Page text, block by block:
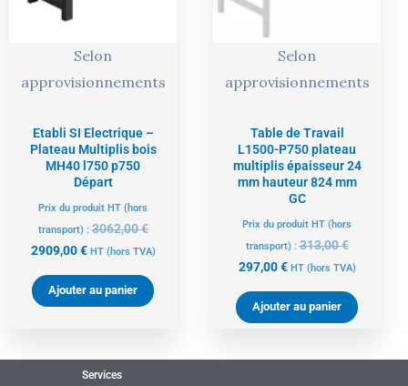
Selon
approvisionnements
Etabli SI Electrique –
Plateau Multiplis bois
MH40 l750 p750
Départ
Prix du produit HT (hors
transport) :3062,00€
2909,00€ HT (hors TVA)
Ajouter au panier
Selon
approvisionnements
Table de Travail
L1500-P750 plateau
multiplis épaisseur 24
mm hauteur 824 mm
GC
Prix du produit HT (hors
transport) :313,00€
297,00€ HT (hors TVA)
Ajouter au panier
Services